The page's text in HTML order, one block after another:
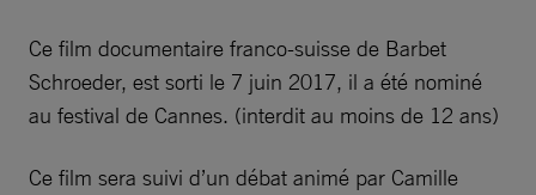
Ce film documentaire franco-suisse de Barbet
Schroeder, est sorti le 7 juin 2017, il a été nominé
au festival de Cannes. (interdit au moins de 12 ans)
Ce film sera suivi d’un débat animé par Camille